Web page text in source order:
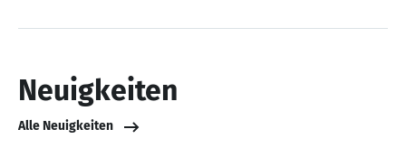
Neuigkeiten
Alle Neuigkeiten